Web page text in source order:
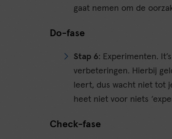
gaat nemen om de
Do-fase
Stap 6: Experimenten.
verbeteringen. Hierbij
leert, dus wacht niet tot
heet niet voor niets
Check-fase